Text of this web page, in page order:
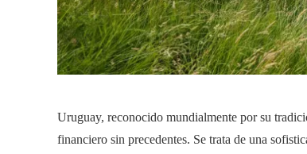
Uruguay, reconocido mundialmente por su
financiero sin precedentes. Se trata de una